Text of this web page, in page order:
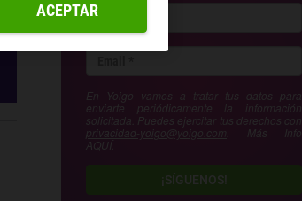
En Yoigo vamos a tratar tus datos para
enviarte periódicamente la información
solicitada. Puedes ejercitar tus derechos con
privacidad-yoigo@yoigo.com . Más Info
AQUÍ
¡SÍGUENOS!
ACEPTAR